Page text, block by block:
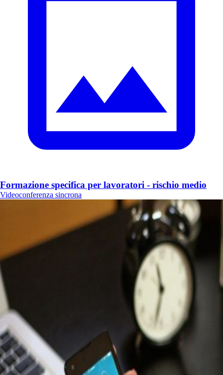
Formazione specifica per lavoratori - rischio medio
Videoconferenza sincrona